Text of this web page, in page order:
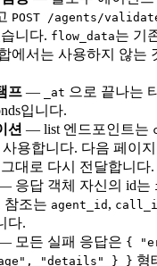
POST /agents/
니다. flow_data는 기
에서는 사용하지 않는
프 — _at 으로 끝나는
입니다.
션 — list 엔드포인트는
사용합니다. 다음 페이
대로 다시 전달합니다.
응답 객체 자신의 id는
참조는 agent_id ,
다.
모든 실패 응답은 {
"details" } } 형